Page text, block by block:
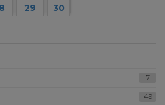
29 30
7
49